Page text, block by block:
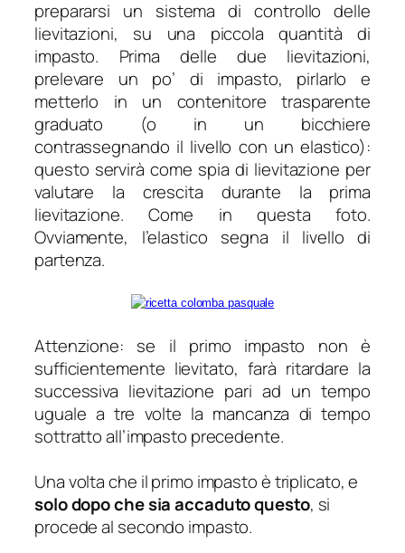
prepararsi un sistema di controllo delle
lievitazioni, su una piccola quantità di
impasto. Prima delle due lievitazioni,
prelevare un po’ di impasto, pirlarlo e
metterlo in un contenitore trasparente
graduato (o in un bicchiere
contrassegnando il livello con un elastico):
questo servirà come spia di lievitazione per
valutare la crescita durante la prima
lievitazione. Come in questa foto.
Ovviamente, l’elastico segna il livello di
partenza.
Attenzione: se il primo impasto non è
sufficientemente lievitato, farà ritardare la
successiva lievitazione pari ad un tempo
uguale a tre volte la mancanza di tempo
sottratto all’impasto precedente.
Una volta che il primo impasto è triplicato, e
solo dopo che sia accaduto questo, si
procede al secondo impasto.